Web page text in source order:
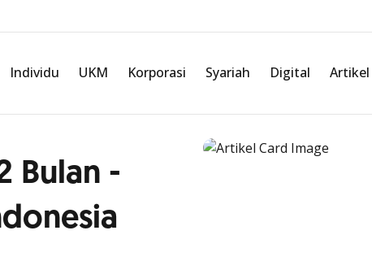
Individu UKM Korporasi Syariah Digital Artikel
Bulan -